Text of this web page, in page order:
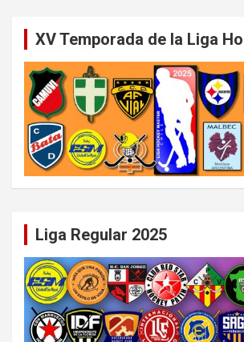
XV Temporada de la Liga
Liga Regular 2025